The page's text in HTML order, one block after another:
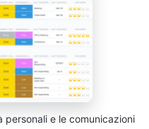
e le comunicazioni